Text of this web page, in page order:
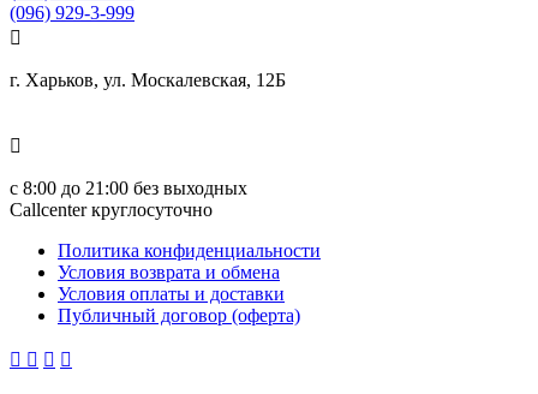
(096) 929-3-999

г. Харьков, ул. Москалевская, 12Б

с 8:00 до 21:00 без выходных
Callcenter круглосуточно
Политика конфиденциальности
Условия возврата и обмена
Условия оплаты и доставки
Публичный договор (оферта)
   